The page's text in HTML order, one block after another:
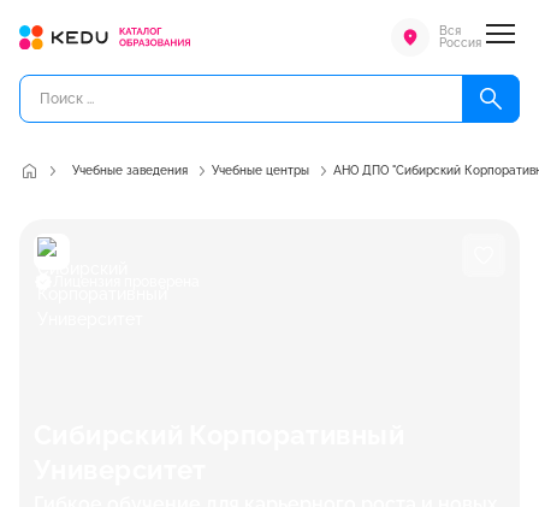
Вся
Россия
Учебные заведения Учебные центры АНО ДПО "Сибирский